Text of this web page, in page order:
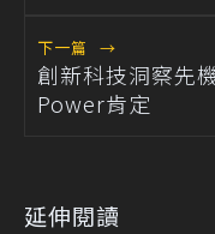
下一篇 →
創新科技洞察先
Power肯定
延伸閱讀